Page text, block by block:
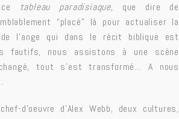
tableau paradisiaque, que dire de
“placé” là pour actualiser la
l’ange qui dans le récit biblique est
fautifs, nous assistons à une scène
tout s’est transformé… A nous
d’oeuvre d’Alex Webb, deux cultures,